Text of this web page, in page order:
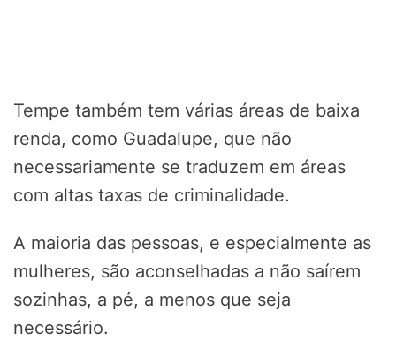
Tempe também tem várias áreas de baixa
renda, como Guadalupe, que não
necessariamente se traduzem em áreas
com altas taxas de criminalidade.
A maioria das pessoas, e especialmente as
mulheres, são aconselhadas a não saírem
sozinhas, a pé, a menos que seja
necessário.